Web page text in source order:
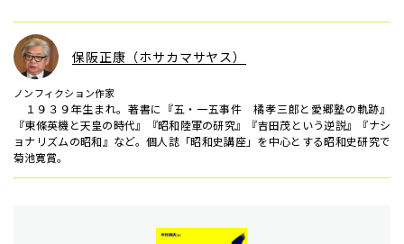
保阪正康（ホサカマサヤス）
ノンフィクション作家
１９３９年生まれ。著書に『五・一五事件 橘孝三郎と愛郷塾の軌跡』
『東條英機と天皇の時代』『昭和陸軍の研究』『吉田茂という逆説』『ナシ
ョナリズムの昭和』など。個人誌「昭和史講座」を中心とする昭和史研究で
菊池寛賞。